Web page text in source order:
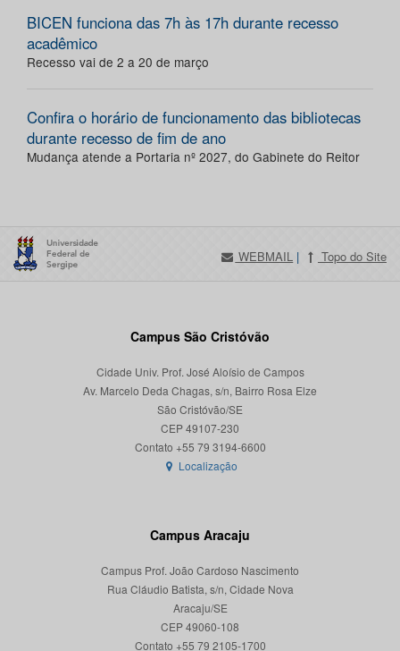
BICEN funciona das 7h às 17h durante recesso
acadêmico
Recesso vai de 2 a 20 de março
Confira o horário de funcionamento das bibliotecas
durante recesso de fim de ano
Mudança atende a Portaria nº 2027, do Gabinete do Reitor
WEBMAIL | Topo do Site
Campus São Cristóvão
Cidade Univ. Prof. José Aloísio de Campos
Av. Marcelo Deda Chagas, s/n, Bairro Rosa Elze
São Cristóvão/SE
CEP 49107-230
Localização
Campus Aracaju
Campus Prof. João Cardoso Nascimento
Rua Cláudio Batista, s/n, Cidade Nova
Aracaju/SE
CEP 49060-108